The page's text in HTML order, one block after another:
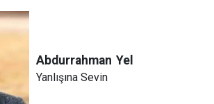
Abdurrahman Yel
Yanlışına Sevin